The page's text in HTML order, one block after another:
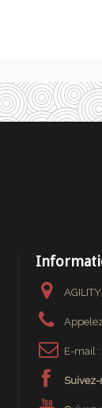
E-mail :
Suivez-